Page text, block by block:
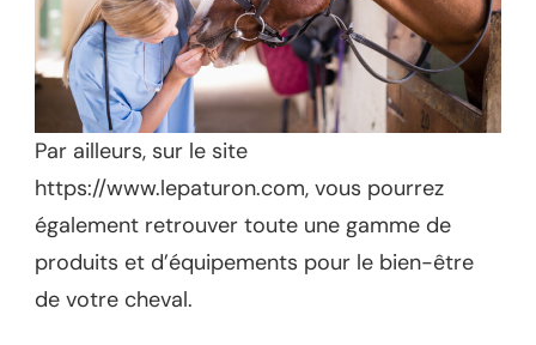
Par ailleurs, sur le site
https://www.lepaturon.com, vous pourrez
également retrouver toute une gamme de
produits et d’équipements pour le bien-être
de votre cheval.